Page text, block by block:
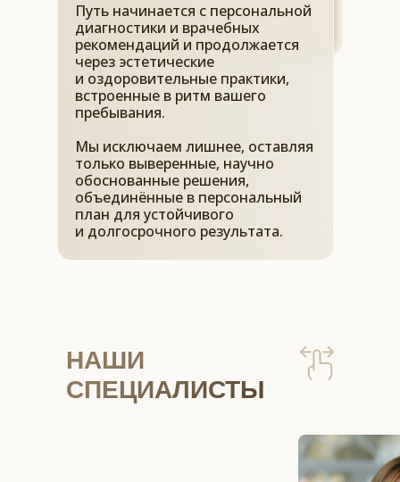
Путь начинается с персональной
диагностики и врачебных
рекомендаций и продолжается
через эстетические
и оздоровительные практики,
встроенные в ритм вашего
пребывания.
Мы исключаем лишнее, оставляя
только выверенные, научно
обоснованные решения,
объединённые в персональный
план для устойчивого
и долгосрочного результата.
НАШИ
СПЕЦИАЛИСТЫ